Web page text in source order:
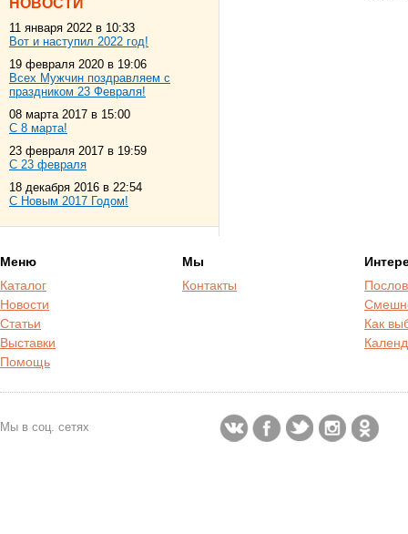
НОВОСТИ
11 января 2022 в 10:33
Вот и наступил 2022 год!
19 февраля 2020 в 19:06
Всех Мужчин поздравляем с
праздником 23 Февраля!
08 марта 2017 в 15:00
С 8 марта!
23 февраля 2017 в 19:59
С 23 февраля
18 декабря 2016 в 22:54
С Новым 2017 Годом!
Меню
Каталог
Новости
Статьи
Выставки
Помощь
Мы
Контакты
Как
Мы в соц. сетях